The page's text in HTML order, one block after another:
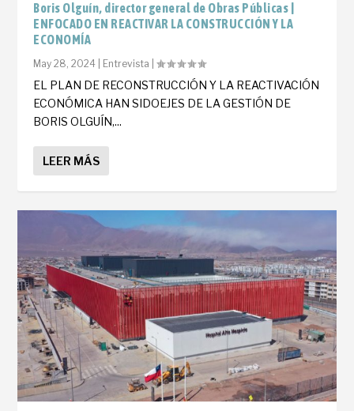
Boris Olguín, director general de Obras Públicas |
ENFOCADO EN REACTIVAR LA CONSTRUCCIÓN Y LA
ECONOMÍA
May 28, 2024 Entrevista |
EL PLAN DE RECONSTRUCCIÓN Y LA REACTIVACIÓN
ECONÓMICA HAN SIDOEJES DE LA GESTIÓN DE
BORIS OLGUÍN,...
LEER MÁS